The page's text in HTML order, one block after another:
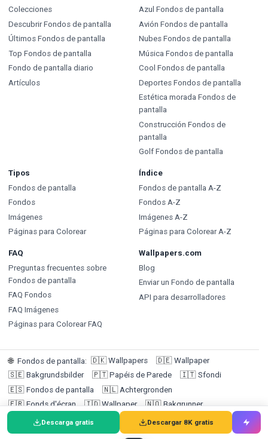
Descarga gratis Descargar 8K gratis
Colecciones
Descubrir Fondos de pantalla
Últimos Fondos de pantalla
Top Fondos de pantalla
Fondo de pantalla diario
Artículos
Azul Fondos de pantalla
Avión Fondos de pantalla
Nubes Fondos de pantalla
Música Fondos de pantalla
Cool Fondos de pantalla
Deportes Fondos de pantalla
Estética morada Fondos de
pantalla
Construcción Fondos de
pantalla
Golf Fondos de pantalla
Tipos
Fondos de pantalla
Fondos
Imágenes
Páginas para Colorear
Índice
Fondos de pantalla A-Z
Fondos A-Z
Imágenes A-Z
Páginas para Colorear A-Z
FAQ
Preguntas frecuentes sobre
Fondos de pantalla
FAQ Fondos
FAQ Imágenes
Páginas para Colorear FAQ
Wallpapers.com
Blog
Enviar un Fondo de pantalla
API para desarrolladores
🌐 Fondos de pantalla: 🇩🇰 Wallpapers 🇩🇪 Wallpaper
🇸🇪 Bakgrundsbilder 🇵🇹 Papéis de Parede 🇮🇹 Sfondi
🇪🇸 Fondos de pantalla 🇳🇱 Achtergronden
🇫🇷 Fonds d'écran 🇮🇩 Wallpaper 🇳🇴 Bakgrunner
Taustakuvat